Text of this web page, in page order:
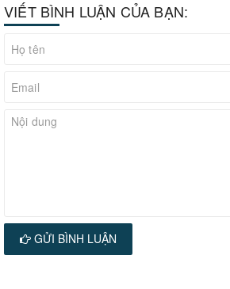
VIẾT BÌNH LUẬN CỦA BẠN:
GỬI BÌNH LUẬN